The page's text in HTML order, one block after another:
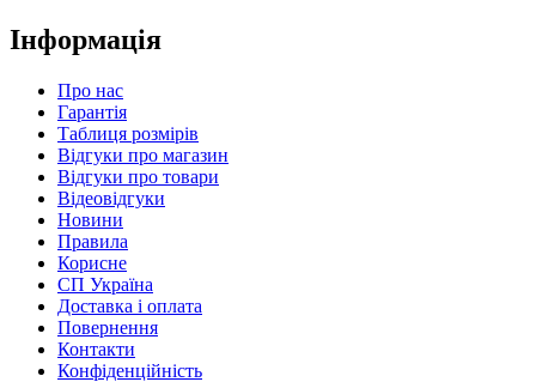
Інформація
Про нас
Гарантія
Таблиця розмірів
Відгуки про магазин
Відгуки про товари
Відеовідгуки
Новини
Правила
Корисне
СП Україна
Доставка і оплата
Повернення
Контакти
Конфіденційність